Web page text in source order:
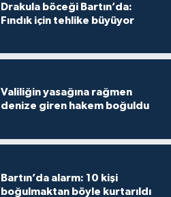
Drakula böceği Bartın’da:
Fındık için tehlike büyüyor
Valiliğin yasağına rağmen
denize giren hakem boğuldu
Bartın’da alarm: 10 kişi
boğulmaktan böyle kurtarıldı